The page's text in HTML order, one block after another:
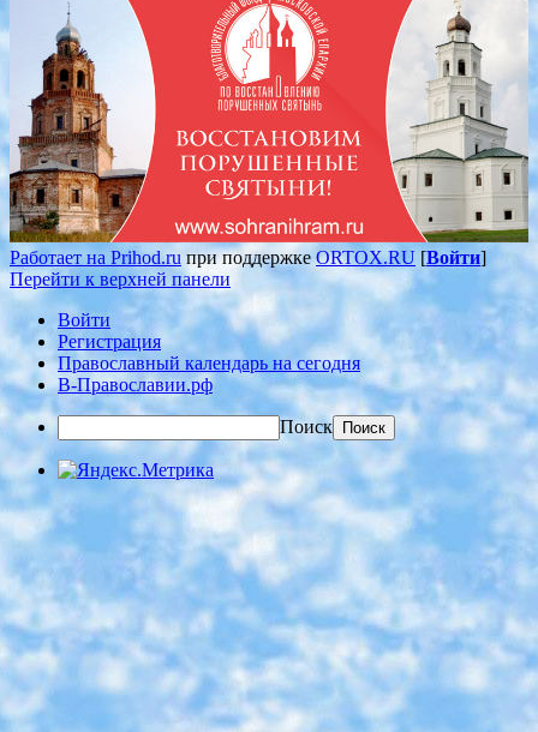
Работает на Prihod.ru при поддержкеORTOX.RU [Войти]
Перейти к верхней панели
Войти
Регистрация
Православный календарь на сегодня
В-Православии.рф
Поиск